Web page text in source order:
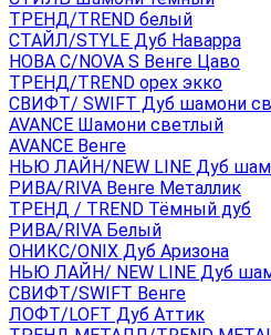
ТРЕНД/TREND белый
СТАЙЛ/STYLE Дуб Наварра
НОВА С/NOVA S Венге Цаво
ТРЕНД/TREND орех экко
СВИФТ/ SWIFT Дуб шамони
AVANCE Шамони светлый
AVANCE Венге
НЬЮ ЛАЙН/NEW LINE Дуб
РИВА/RIVA Венге Металлик
TРЕНД / TREND Тёмный дуб
РИВА/RIVA Белый
ОНИКС/ONIX Дуб Аризона
НЬЮ ЛАЙН/ NEW LINE Дуб
СВИФТ/SWIFT Венге
ЛОФТ/LOFT Дуб Аттик